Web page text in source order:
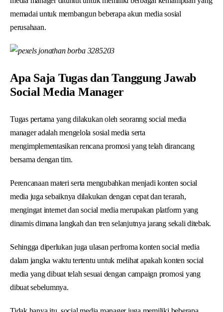
memadai untuk membangun beberapa akun media sosial
perusahaan.
Apa Saja Tugas dan Tanggung Jawab
Social Media Manager
Tugas pertama yang dilakukan oleh seoranng social media
manager adalah mengelola sosial media serta
mengimplementasikan rencana promosi yang telah dirancang
bersama dengan tim.
Perencanaan materi serta mengubahkan menjadi konten social
media juga sebaiknya dilakukan dengan cepat dan terarah,
mengingat internet dan social media merupakan platform yang
dinamis dimana langkah dan tren selanjutnya jarang sekali ditebak.
Sehingga diperlukan juga ulasan perfroma konten social media
dalam jangka waktu tertentu untuk melihat apakah konten social
media yang dibuat telah sesuai dengan campaign promosi yang
dibuat sebelumnya.